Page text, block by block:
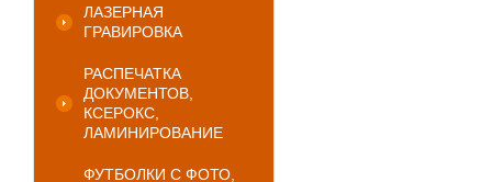
ЛАЗЕРНАЯ
ГРАВИРОВКА
РАСПЕЧАТКА
ДОКУМЕНТОВ,
КСЕРОКС,
ЛАМИНИРОВАНИЕ
ФУТБОЛКИ С ФОТО,